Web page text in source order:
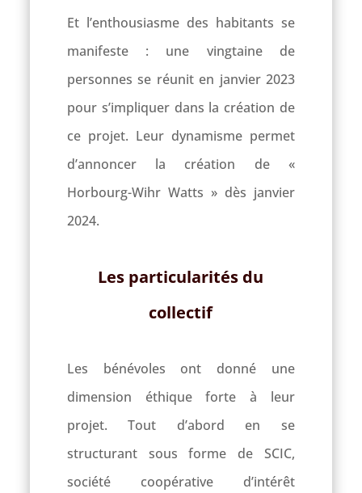
Et l’enthousiasme des habitants se
manifeste : une vingtaine de
personnes se réunit en janvier 2023
pour s’impliquer dans la création de
ce projet. Leur dynamisme permet
d’annoncer la création de «
Horbourg-Wihr Watts » dès janvier
2024.
Les particularités du
collectif
Les bénévoles ont donné une
dimension éthique forte à leur
projet. Tout d’abord en se
structurant sous forme de SCIC,
société coopérative d’intérêt